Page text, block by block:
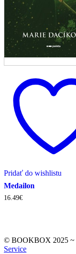
Pridať do wishlistu
Medailon
16.49€
© BOOKBOX 2025 ~
Service